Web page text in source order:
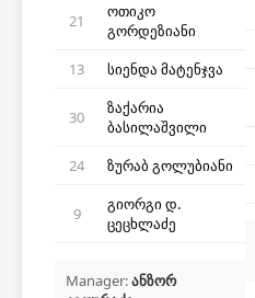
21
ოთიკო
გორდეზიანი
13
სიენდა მატენჯვა
30
ზაქარია
ბასილაშვილი
24
ზურაბ გოლუბიანი
9
გიორგი დ.
ცეცხლაძე
Manager:ანზორ